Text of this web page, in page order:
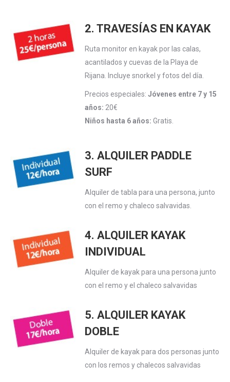
2. TRAVESÍAS EN KAYAK
Ruta monitor en kayak por las calas,
acantilados y cuevas de la Playa de
Rijana. Incluye snorkel y fotos del día.
Precios especiales: Jóvenes entre 7 y 15
años: 20€
Niños hasta 6 años: Gratis.
3. ALQUILER PADDLE
SURF
Alquiler de tabla para una persona, junto
con el remo y chaleco salvavidas.
4. ALQUILER KAYAK
INDIVIDUAL
Alquiler de kayak para una persona junto
con el remo y el chaleco salvavidas
5. ALQUILER KAYAK
DOBLE
Alquiler de kayak para dos personas junto
con los remos y chalecos salvavidas